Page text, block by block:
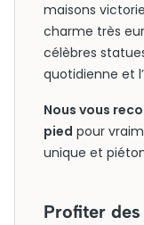
maisons
charme très
célèbres
quotidienne et
Nous vous
pied pour
unique et
Profiter